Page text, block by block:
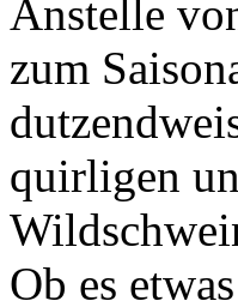
Anstelle
zum
quirligen
Ob es